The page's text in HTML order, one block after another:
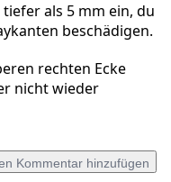
als 5 mm ein, du
beschädigen.
rechten Ecke
nicht wieder
Kommentar hinzufügen